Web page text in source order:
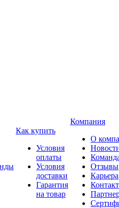
Как купить
Условия
оплаты
Условия
доставки
Гарантия
на товар
Компания
О
Отзывы
Карьера